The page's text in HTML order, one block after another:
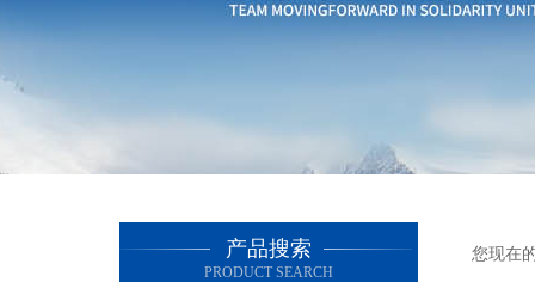
产品搜索
PRODUCT SEARCH
您现在